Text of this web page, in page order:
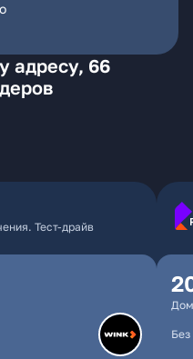
адресу, 66
Тест-драйв